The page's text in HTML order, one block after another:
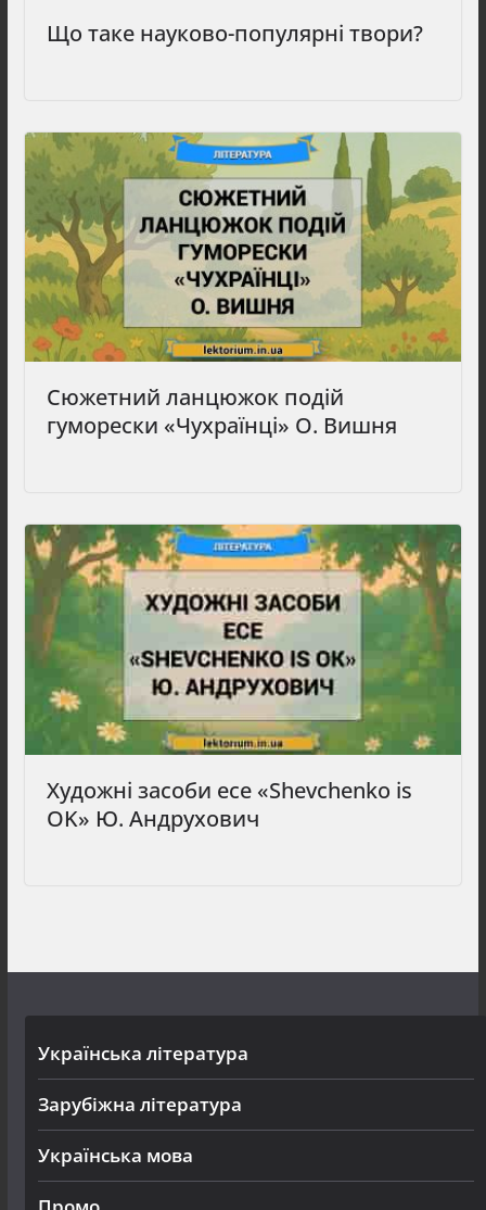
Що таке науково-популярні твори?
Сюжетний ланцюжок подій
гуморески «Чухраїнці» О. Вишня
Художні засоби есе «Shevchenko is
OK» Ю. Андрухович
Українська література
Зарубіжна література
Українська мова